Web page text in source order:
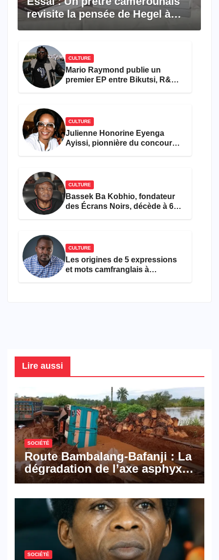
revisite la pensée de Hegel à
CULTURE
Mario Raymond publie un
premier EP entre Bikutsi, R&B
CULTURE
Julienne Honorine Eyenga
Ayissi, pionnière du concours
CULTURE
Bassek Ba Kobhio, fondateur
des Écrans Noirs, décède à 69
CULTURE
Les origines de 5 expressions
et mots camfranglais à
Lire aussi
SOCIÉTÉ
Route Bambalang-Bafanji : La
dégradation de l’axe asphyxie
les activités économiques
SOCIÉTÉ